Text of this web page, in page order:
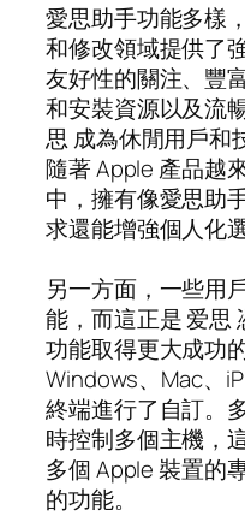
愛思助手功能多樣
和修改領域提供了
友好性的關注、豐
和安裝資源以及流
思 成為休閒用戶和
隨著 Apple 產品越
中，擁有像愛思助
求還能增強個人化
另一方面，一些用
能，而這正是 爱思
功能取得更大成功
Windows、Mac、
終端進行了自訂。
時控制多個主機，
多個 Apple 裝置的
的功能。